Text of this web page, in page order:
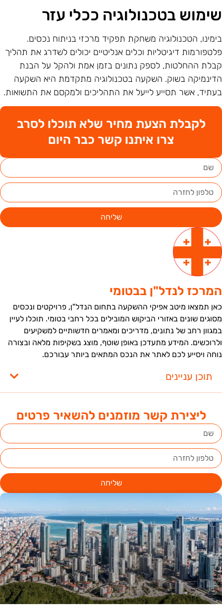
ליצירת קשר מוזמנים להשאיר פרטים
שליחה
בטכנולוגיה ככלי עזר
הטכנולוגיה משחקת תפקיד מרכזי בניתוח נכסים.
דיגיטליות וכלים אנליטיים יכולים לשדרג את תהליך
ההחלטות, לספק נתונים בזמן אמת ולהקל על הבנת
בשוק. השקעה בטכנולוגיה מתקדמת היא השקעה
אשר תסייע לייעל את התהליכים ולמקסם את התשואות.
לקבלת הצעת מחיר שלא תוכלו לסרב
צרו איתנו קשר כבר היום
שליחה
לנדל"ן בבטומי
תמצאו מיטב אפיקי ההשקעה בתחום הנדל"ן, פרויקטים ונכסים
שונים באזורי הביקוש המובילים בכל רחבי בטומי. תוכלו לעיין
רחב של נתונים, מדריכים ומאמרים חדשותיים למשקיעים
המידע מתעדכן באופן שוטף, מוצג בשקיפות מלאה ובצורה
ויסייע לכם לאתר את הנכס המתאים ביותר עבורכם.
תוכן עניינים